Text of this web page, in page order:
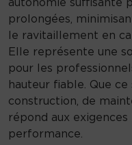
prolongées,
le ravitaillement en
Elle représente une
pour les
hauteur fiable. Que
construction, de
répond aux
performance.